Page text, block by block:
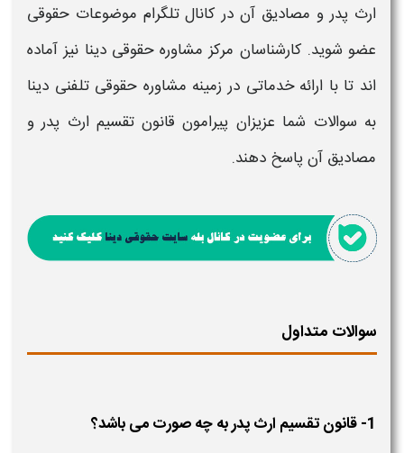
ارث پدر و مصادیق آن در کانال تلگرام موضوعات حقوقی
عضو شوید. کارشناسان مرکز مشاوره حقوقی دینا نیز آماده
اند تا با ارائه خدماتی در زمینه مشاوره حقوقی تلفنی دینا
به سوالات شما عزیزان پیرامون قانون تقسیم ارث پدر و
مصادیق آنپاسخ دهند.
سوالات متداول
1- قانون تقسیم ارث پدر به چه صورت می باشد؟